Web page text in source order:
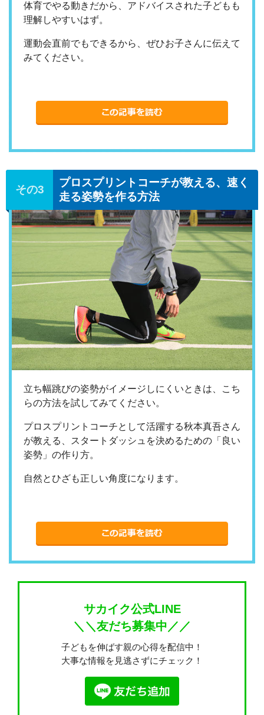
体育でやる動きだから、アドバイスされた子どもも
理解しやすいはず。
運動会直前でもできるから、ぜひお子さんに伝えて
みてください。
プロスプリントコーチが教える、速く
走る姿勢を作る方法
立ち幅跳びの姿勢がイメージしにくいときは、こち
らの方法を試してみてください。
プロスプリントコーチとして活躍する秋本真吾さん
が教える、スタートダッシュを決めるための「良い
姿勢」の作り方。
自然とひざも正しい角度になります。
サカイク公式LINE
＼＼友だち募集中／／
子どもを伸ばす親の心得を配信中！
大事な情報を見逃さずにチェック！